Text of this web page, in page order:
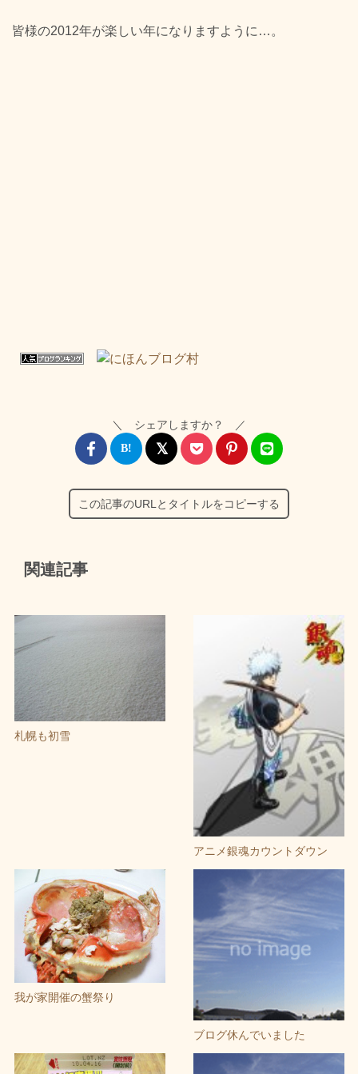
皆様の2012年が楽しい年になりますように…。
＼ シェアしますか？ ／
この記事のURLとタイトルをコピーする
関連記事
札幌も初雪
アニメ銀魂カウントダウン
我が家開催の蟹祭り
ブログ休んでいました